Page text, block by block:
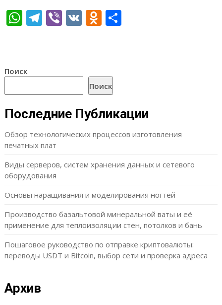
WhatsApp
Telegram
Viber
VKOdnoklassniki
Отправить
Поиск
Поиск
Последние Публикации
Обзор технологических процессов изготовления
печатных плат
Виды серверов, систем хранения данных и сетевого
оборудования
Основы наращивания и моделирования ногтей
Производство базальтовой минеральной ваты и её
применение для теплоизоляции стен, потолков и бань
Пошаговое руководство по отправке криптовалюты:
переводы USDT и Bitcoin, выбор сети и проверка адреса
Архив